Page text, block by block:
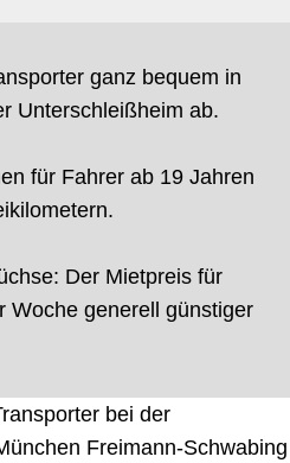
ganz bequem in
Unterschleißheim ab.
für Fahrer ab 19 Jahren
Der Mietpreis für
Woche generell günstiger